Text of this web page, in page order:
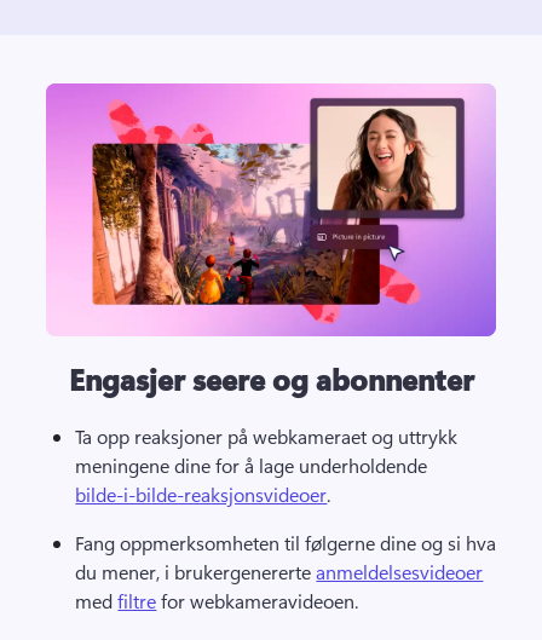
Engasjer seere og abonnenter
Ta opp reaksjoner på webkameraet og uttrykk
meningene dine for å lage underholdende
bilde-i-bilde-reaksjonsvideoer.
Fang oppmerksomheten til følgerne dine og si hva
du mener, i brukergenererte anmeldelsesvideoer
med filtre for webkameravideoen.